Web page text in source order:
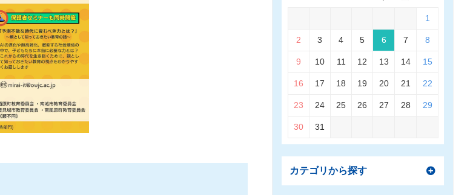
1
2 3 4 5 6 7 8
9 10 11 12 13 14 15
16 17 18 19 20 21 22
23 24 25 26 27 28 29
30 31
カテゴリから探す